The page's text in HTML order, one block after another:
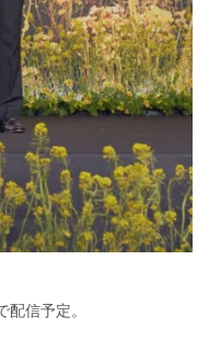
配信予定。